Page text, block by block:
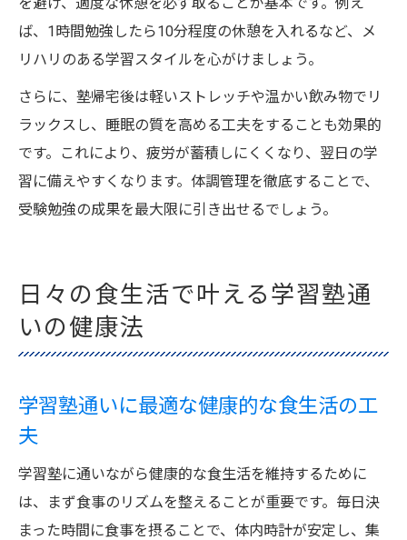
ば、1時間勉強したら10分程度の休憩を入れるなど、メ
リハリのある学習スタイルを心がけましょう。
さらに、塾帰宅後は軽いストレッチや温かい飲み物でリ
ラックスし、睡眠の質を高める工夫をすることも効果的
です。これにより、疲労が蓄積しにくくなり、翌日の学
習に備えやすくなります。体調管理を徹底することで、
受験勉強の成果を最大限に引き出せるでしょう。
日々の食生活で叶える学習塾通
いの健康法
学習塾通いに最適な健康的な食生活の工
夫
学習塾に通いながら健康的な食生活を維持するために
は、まず食事のリズムを整えることが重要です。毎日決
まった時間に食事を摂ることで、体内時計が安定し、集